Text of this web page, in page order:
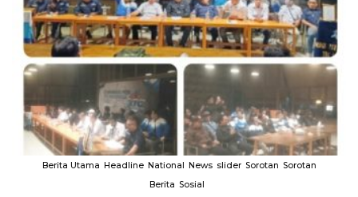
Berita Utama Headline National News slider Sorotan Sorotan
Berita Sosial